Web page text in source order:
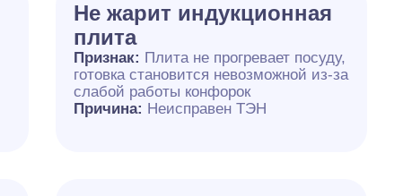
Не жарит индукционная
плита
Признак: Плита не прогревает посуду,
готовка становится невозможной из-за
слабой работы конфорок
Причина: Неисправен ТЭН